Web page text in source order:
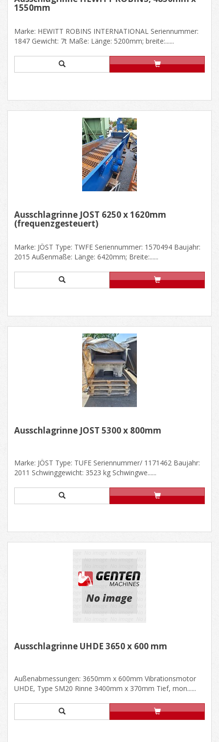
1550mm
Marke: HEWITT ROBINS INTERNATIONAL Seriennummer:
1847 Gewicht: 7t Maße: Länge: 5200mm; breite:......
Ausschlagrinne JÖST 6250 x 1620mm
(frequenzgesteuert)
Marke: JÖST Type: TWFE Seriennummer: 1570494 Baujahr:
2015 Außenmaße: Länge: 6420mm; Breite:......
Ausschlagrinne JÖST 5300 x 800mm
Marke: JÖST Type: TUFE Seriennummer/ 1171462 Baujahr:
2011 Schwinggewicht: 3523 kg Schwingwe......
Ausschlagrinne UHDE 3650 x 600 mm
Außenabmessungen: 3650mm x 600mm Vibrationsmotor
UHDE, Type SM20 Rinne 3400mm x 370mm Tief, mon......